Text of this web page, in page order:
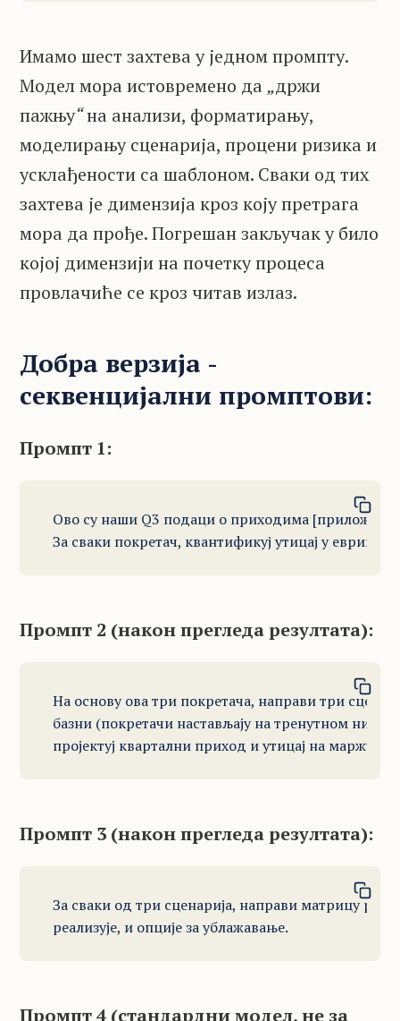
Имамо шест захтева у једном промпту.
Модел мора истовремено да „држи
пажњу“на анализи, форматирању,
моделирању сценарија, процени ризика и
усклађености са шаблоном. Сваки од тих
захтева је димензија кроз коју претрага
мора да прође. Погрешан закључак у било
којој димензији на почетку процеса
провлачиће се кроз читав излаз.
Добра верзија -
секвенцијални промптови:
Промпт 1:
Ово су наши Q3 подаци о приходима
За сваки покретач, квантификуј утицај у еврима
Промпт 2 (након прегледа резултата):
На основу ова три покретача, направи три
базни (покретачи настављају на тренутном
пројектуј квартални приход и утицај на маржу.
Промпт 3 (након прегледа резултата):
За сваки од три сценарија, направи матрицу
реализује, и опције за ублажавање.
Промпт 4 (стандардни модел, не за